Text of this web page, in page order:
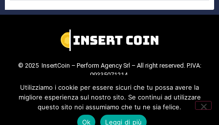
© 2025 InsertCoin – Perform Agency Srl – All right reserved. P.IVA:
09335071214.
Cookie Policy
Privacy Policy.
Utilizziamo i cookie per essere sicuri che tu possa avere la
migliore esperienza sul nostro sito. Se continui ad utilizzare
questo sito noi assumiamo che tu ne sia felice.
Ok
Leggi di più